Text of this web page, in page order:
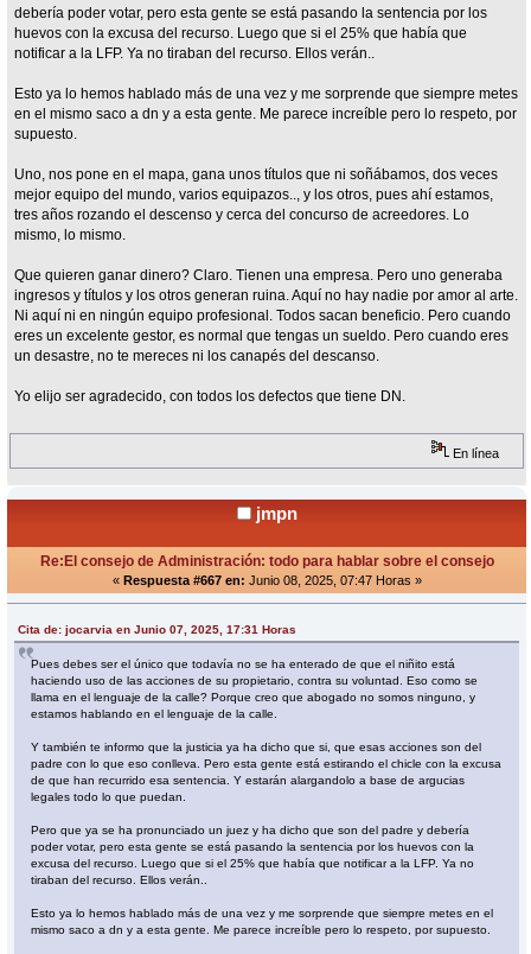
debería poder votar, pero esta gente se está pasando la sentencia por los
huevos con la excusa del recurso. Luego que si el 25% que había que
notificar a la LFP. Ya no tiraban del recurso. Ellos verán..
Esto ya lo hemos hablado más de una vez y me sorprende que siempre metes
en el mismo saco a dn y a esta gente. Me parece increíble pero lo respeto, por
supuesto.
Uno, nos pone en el mapa, gana unos títulos que ni soñábamos, dos veces
mejor equipo del mundo, varios equipazos.., y los otros, pues ahí estamos,
tres años rozando el descenso y cerca del concurso de acreedores. Lo
mismo, lo mismo.
Que quieren ganar dinero? Claro. Tienen una empresa. Pero uno generaba
ingresos y títulos y los otros generan ruina. Aquí no hay nadie por amor al arte.
Ni aquí ni en ningún equipo profesional. Todos sacan beneficio. Pero cuando
eres un excelente gestor, es normal que tengas un sueldo. Pero cuando eres
un desastre, no te mereces ni los canapés del descanso.
Yo elijo ser agradecido, con todos los defectos que tiene DN.
En línea
jmpn
Re:El consejo de Administración: todo para hablar sobre el consejo
« Respuesta #667 en: Junio 08, 2025, 07:47 Horas »
Cita de: jocarvia en Junio 07, 2025, 17:31 Horas
Pues debes ser el único que todavía no se ha enterado de que el niñito está
haciendo uso de las acciones de su propietario, contra su voluntad. Eso como se
llama en el lenguaje de la calle? Porque creo que abogado no somos ninguno, y
estamos hablando en el lenguaje de la calle.
Y también te informo que la justicia ya ha dicho que si, que esas acciones son del
padre con lo que eso conlleva. Pero esta gente está estirando el chicle con la excusa
de que han recurrido esa sentencia. Y estarán alargandolo a base de argucias
legales todo lo que puedan.
Pero que ya se ha pronunciado un juez y ha dicho que son del padre y debería
poder votar, pero esta gente se está pasando la sentencia por los huevos con la
excusa del recurso. Luego que si el 25% que había que notificar a la LFP. Ya no
tiraban del recurso. Ellos verán..
Esto ya lo hemos hablado más de una vez y me sorprende que siempre metes en el
mismo saco a dn y a esta gente. Me parece increíble pero lo respeto, por supuesto.